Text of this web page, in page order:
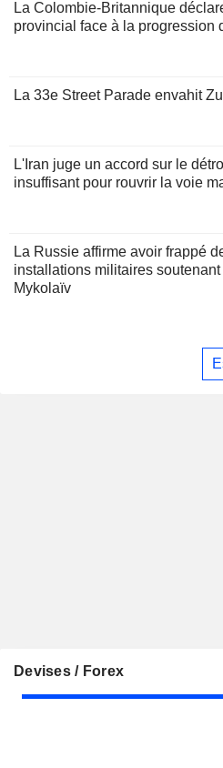
La Colombie-Britannique
provincial face à la progression
La 33e Street Parade envahit
L'Iran juge un accord sur le
insuffisant pour rouvrir la voie
La Russie affirme avoir frappé
installations militaires
Mykolaïv
Devises / Forex